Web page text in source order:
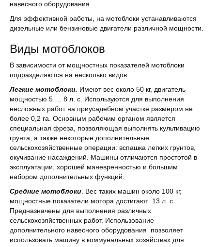
навесного оборудования.
Для эффективной работы, на мотоблоки устанавливаются
дизельные или бензиновые двигатели различной мощности.
Виды мотоблоков
В зависимости от мощностных показателей мотоблоки
подразделяются на несколько видов.
Легкие мотоблоки. Имеют вес около 50 кг, двигатель
мощностью 5 … 8 л. с. Используются для выполнения
несложных работ на приусадебном участке размером не
более 0,2 га. Основным рабочим органом является
специальная фреза, позволяющая выполнять культивацию
грунта, а также некоторые дополнительные
сельскохозяйственные операции: вспашка легких грунтов,
окучивание насаждений. Машины отличаются простотой в
эксплуатации, хорошей маневренностью и большим
набором дополнительных функций.
Средние мотоблоки . Вес таких машин около 100 кг,
мощностные показатели мотора достигают 13 л. с.
Предназначены для выполнения различных
сельскохозяйственных работ. Использование
дополнительного навесного оборудования позволяет
использовать машину в коммунальных хозяйствах для